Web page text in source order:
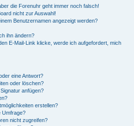
die Forenuhr geht immer noch falsch!
nicht zur Auswahl!
Benutzernamen angezeigt werden?
ihn ändern?
E-Mail-Link klicke, werde ich aufgefordert, mich
eine Antwort?
oder löschen?
anfügen?
erstellen?
Umfrage?
nicht zugreifen?